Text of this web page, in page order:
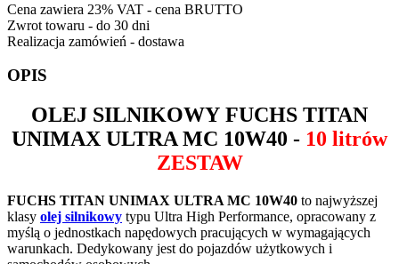
Cena zawiera 23% VAT - cena BRUTTO
Zwrot towaru - do 30 dni
Realizacja zamówień - dostawa
OPIS
OLEJ SILNIKOWY FUCHS TITAN
UNIMAX ULTRA MC 10W40 - 10 litrów
ZESTAW
FUCHS TITAN UNIMAX ULTRA MC 10W40 to najwyższej
klasy olej silnikowy typu Ultra High Performance, opracowany z
myślą o jednostkach napędowych pracujących w wymagających
warunkach. Dedykowany jest do pojazdów użytkowych i